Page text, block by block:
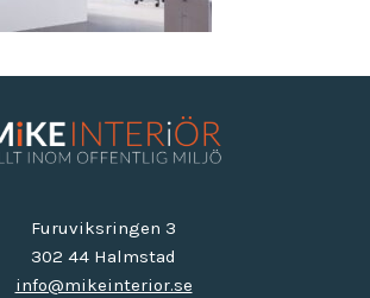
Furuviksringen 3
302 44 Halmstad
info@mikeinterior.se